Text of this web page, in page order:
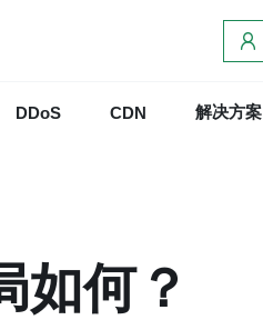
DDoS CDN 解决方案
如何？